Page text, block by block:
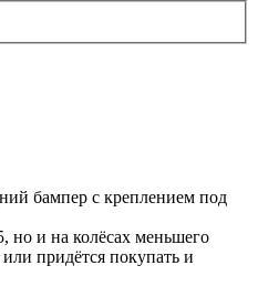
бампер с креплением под
но и на колёсах меньшего
придётся покупать и